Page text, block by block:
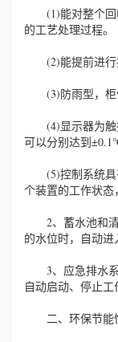
(1)能对整个回
的工艺处理过程。
(2)能提前进行
(3)防雨型，柜
(4)显示器为触
可以分别达到
(5)控制系统具
个装置的工作状态
2、蓄水池和清
的水位时，自动进
3、应急排水系
自动启动、停止工
二、环保节能